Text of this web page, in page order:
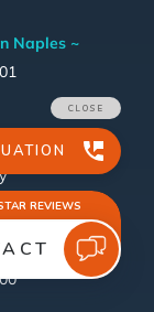
Naples ~
~
Orlando ~